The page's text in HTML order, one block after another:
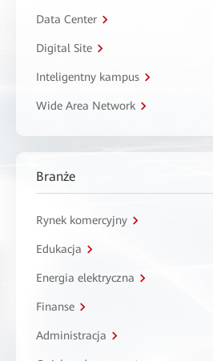
Data Center
Digital Site
Inteligentny kampus
Wide Area Network
Branże
Rynek komercyjny
Edukacja
Energia elektryczna
Finanse
Administracja